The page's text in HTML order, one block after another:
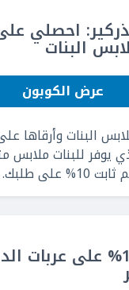
احصلي
عرض الكوبون
البنات وأرقاها
يوفر للبنات ملابس
طلبك.
خصم ثابت 10% على